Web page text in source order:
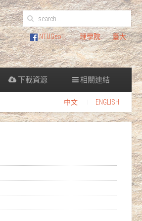
NTUGeo 理學院 臺大
下載資源 相關連結
中文 ENGLISH